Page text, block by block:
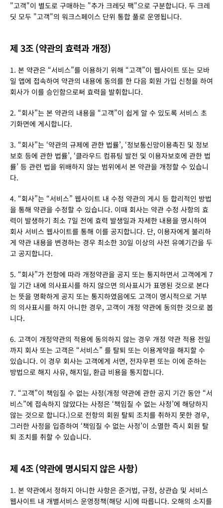
"고객"이 별도로 구매하는 "추가 크레딧 팩"으로 구분합니다. 두 크레
딧 모두 "고객"의 워크스페이스 단위 통합 풀로 운영됩니다.
제 3조 (약관의 효력과 개정)
1. 본 약관은 “서비스”를 이용하기 위해 “고객”이 웹사이트 또는 모바
일 앱에 접속하여 약관의 내용에 동의를 한 다음 회원 가입 신청을 하여
회사가 이를 승인함으로써 효력을 발휘합니다.
2. “회사”는 본 약관의 내용을 “고객”이 쉽게 알 수 있도록 서비스 초
기화면에 게시합니다.
3. “회사”는 ‘약관의 규제에 관한 법률’, ‘정보통신망이용촉진 및 정보
보호 등에 관한 법률’, ‘클라우드 컴퓨팅 발전 및 이용자보호에 관한 법
률’ 등 관련 법을 위배하지 않는 범위에서 본 약관을 개정할 수 있습니
다.
4. “회사”는 “서비스” 웹사이트 내 수정 약관의 게시 등 합리적인 방법
을 통해 약관을 수정할 수 있습니다. 이때 회사는 약관 수정 사항의 효
력이 발생하기 최소 7일 전에 효력 발생일과 자세한 내용을 명시하여
회사 서비스 웹사이트를 통해 이를 공지합니다. 단, 이용자에게 불리하
게 약관 내용을 변경하는 경우 최소한 30일 이상의 사전 유예기간을 두
고 공지합니다.
5. “회사”가 전항에 따라 개정약관을 공지 또는 통지하면서 고객에게 7
일 기간 내에 의사표시를 하지 않으면 의사표시가 표명된 것으로 본다
는 뜻을 명확하게 공지 또는 통지하였음에도 고객이 명시적으로 거부
의 의사표시를 하지 아니한 경우, 고객이 개정 약관에 동의한 것으로 봅
니다.
6. 고객이 개정약관의 적용에 동의하지 않는 경우 개정 약관 적용 전일
까지 회사 또는 고객은 “서비스” 를 탈퇴 또는 이용계약을 해지할 수
있습니다. 이 경우 회사는 고객에게 서면, 전자우편 또는 이에 준하는
방법으로 해지 사유, 해지일, 환급 비용을 통지합니다.
7. “고객”이 책임질 수 없는 사정(개정 약관에 관한 공지 기간 동안 “서
비스”에 접속하지 않았다는 사정은 ‘책임질 수 없는 사정’에 해당하지
않는 것으로 합니다.)으로 전항의 회원 탈퇴 조치를 취하지 못한 경우,
그러한 사정을 입증하여 ‘책임질 수 없는 사정’이 소멸한 즉시 회원 탈
퇴 조치를 취할 수 있습니다.
제 4조 (약관에 명시되지 않은 사항)
1. 본 약관에서 정하지 아니한 사항은 준거법, 규정, 상관습 및 서비스
웹사이트 내 개별서비스 운영정책(해당 시)에 따릅니다. 오해의 소지를